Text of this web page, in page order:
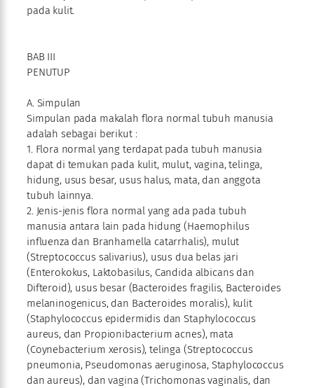
pada kulit.
BAB III
PENUTUP
A. Simpulan
Simpulan pada makalah flora normal tubuh manusia
adalah sebagai berikut :
1. Flora normal yang terdapat pada tubuh manusia
dapat di temukan pada kulit, mulut, vagina, telinga,
hidung, usus besar, usus halus, mata, dan anggota
tubuh lainnya.
2. Jenis-jenis flora normal yang ada pada tubuh
manusia antara lain pada hidung (Haemophilus
influenza dan Branhamella catarrhalis), mulut
(Streptococcus salivarius), usus dua belas jari
(Enterokokus, Laktobasilus, Candida albicans dan
Difteroid), usus besar (Bacteroides fragilis, Bacteroides
melaninogenicus, dan Bacteroides moralis), kulit
(Staphylococcus epidermidis dan Staphylococcus
aureus, dan Propionibacterium acnes), mata
(Coynebacterium xerosis), telinga (Streptococcus
pneumonia, Pseudomonas aeruginosa, Staphylococcus
dan aureus), dan vagina (Trichomonas vaginalis, dan